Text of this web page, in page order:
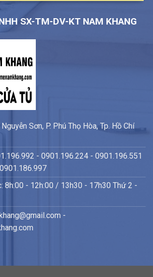
SX-TM-DV-KT NAM KHANG
Sơn, P. Phú Thọ Hòa, Tp. Hồ Chí
- 0901.196.224 - 0901.196.551
8h:00 - 12h:00 / 13h30 - 17h30 Thứ 2 -
-